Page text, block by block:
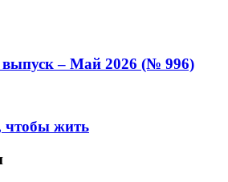
– Май 2026 (№ 996)
чтобы жить